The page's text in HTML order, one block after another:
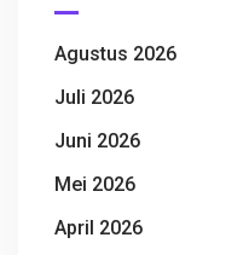
Agustus 2026
Juli 2026
Juni 2026
Mei 2026
April 2026